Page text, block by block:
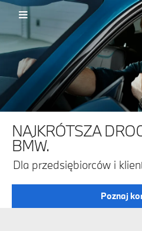
NAJKRÓTSZA
BMW.
Dla przedsiębiorców i
Poznaj